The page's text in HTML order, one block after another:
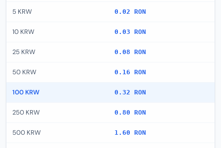
5 KRW 0.02 RON
10 KRW 0.03 RON
25 KRW 0.08 RON
50 KRW 0.16 RON
100 KRW 0.32 RON
250 KRW 0.80 RON
500 KRW 1.60 RON